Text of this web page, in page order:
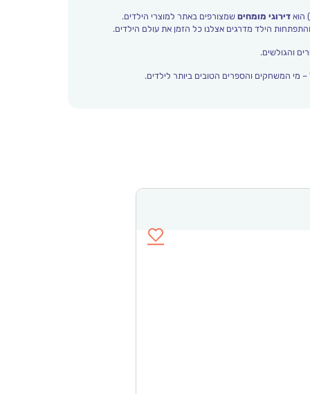
הוא דירוגי מומחיםשמצורפים באתר למוצרי הילדים.
והגולשים.
מי המשחקים והספרים הטובים ביותר לילדים.